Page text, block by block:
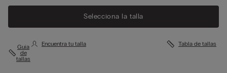
Selecciona la talla
Guía
de
tallas
Encuentra tu talla Tabla de tallas